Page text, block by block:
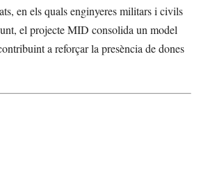
en els quals enginyeres militars i civils
el projecte MID consolida un model
a reforçar la presència de dones